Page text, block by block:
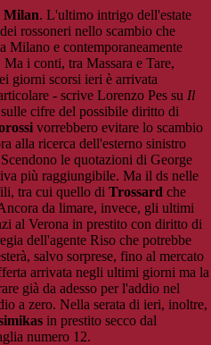
Milan. L'ultimo intrigo dell'estate
rossoneri nello scambio che
a Milano e contemporaneamente
i conti, tra Massara e Tare,
giorni scorsi ieri è arrivata
- scrive Lorenzo Pes su Il
cifre del possibile diritto di
vorrebbero evitare lo scambio
alla ricerca dell'esterno sinistro
le quotazioni di George
più raggiungibile. Ma il ds nelle
tra cui quello di Trossard che
da limare, invece, gli ultimi
al Verona in prestito con diritto di
dell'agente Riso che potrebbe
salvo sorprese, fino al mercato
arrivata negli ultimi giorni ma la
già da adesso per l'addio nel
a zero. Nella serata di ieri, inoltre,
in prestito secco dal
numero 12.